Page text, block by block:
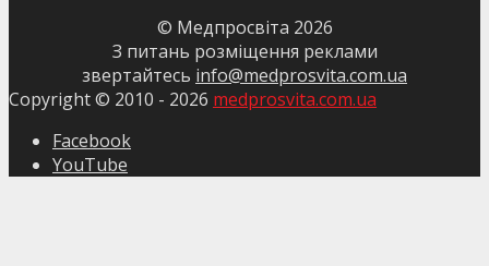
© Медпросвіта 2026
З питань розміщення реклами
звертайтесь info@medprosvita.com.ua
Copyright © 2010 - 2026 medprosvita.com.ua
Facebook
YouTube